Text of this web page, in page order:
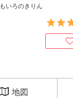
いろのきりん
地図